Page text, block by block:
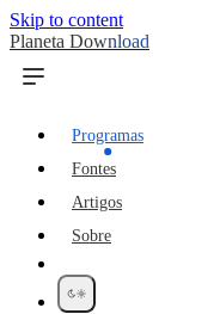
Skip to content
Planeta Download
Programas
Fontes
Artigos
Sobre